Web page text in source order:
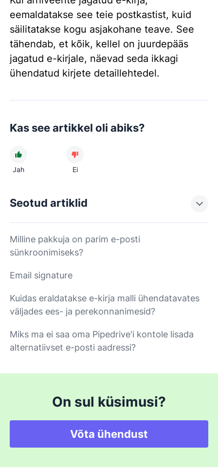
eemaldatakse see teie postkastist, kuid
säilitatakse kogu asjakohane teave. See
tähendab, et kõik, kellel on juurdepääs
jagatud e-kirjale, näevad seda ikkagi
ühendatud kirjete detaillehtedel.
Kas see artikkel oli abiks?
Jah Ei
Seotud artiklid
Milline pakkuja on parim e-posti
sünkroonimiseks?
Email signature
Kuidas eraldatakse e-kirja malli ühendatavates
väljades ees- ja perekonnanimesid?
Miks ma ei saa oma Pipedrive'i kontole lisada
alternatiivset e-posti aadressi?
On sul küsimusi?
Võta ühendust